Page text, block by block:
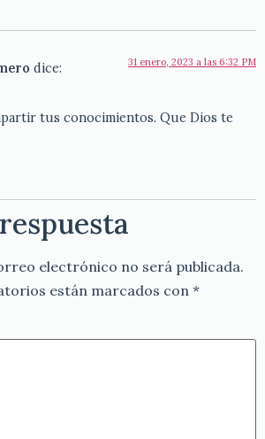
dice: 31 enero, 2023 a las 6:32 PM
tus conocimientos. Que Dios te
electrónico no será publicada.
están marcados con *